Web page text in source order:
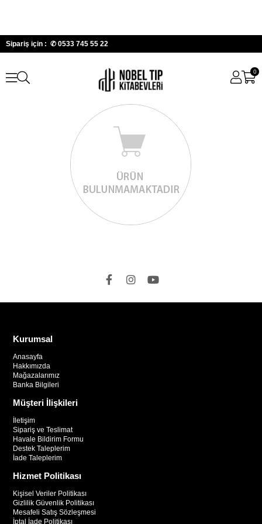
Sipariş için : ✆ 0533 745 55 22
0
Kurumsal
Anasayfa
Hakkımızda
Mağazalarımız
Banka Bilgileri
Müşteri İlişkileri
İletişim
Sipariş ve Teslimat
Havale Bildirim Formu
Destek Taleplerim
İade Taleplerim
Hizmet Politikası
Kişisel Veriler Politikası
Gizlilik Güvenlik Politikası
Mesafeli Satış Sözleşmesi
İptal İade Politikası